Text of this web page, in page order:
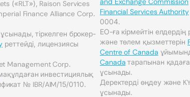
(«RLT»), Raison Services
Finance Alliance Corp.
тіркелген брокер-
реттейді, лицензиясы
Management Corp.
инвестициялық
№ IBR/AIM/15/0110.
Financial Services Authority
0004.
ЕО-ға кірмейтін
және төлем қызметтерін
Centre of Canada
Canada тарапынан
ұсынады.
Деректерді өңдеу және
ұсынады.